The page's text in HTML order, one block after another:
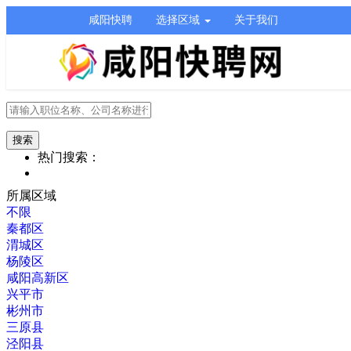
咸阳快聘 选择区域 关于我们
热门搜索：
所属区域
不限
秦都区
渭城区
杨陵区
咸阳高新区
兴平市
彬州市
三原县
泾阳县